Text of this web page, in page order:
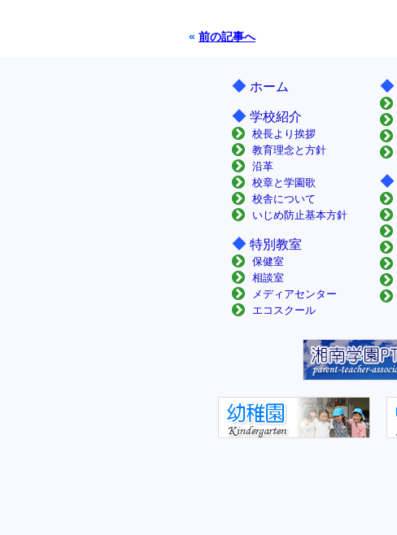
« 前の記事へ
◆ ホーム
◆ 学校紹介
校長より挨拶
教育理念と方針
沿革
校章と学園歌
校舎について
いじめ防止基本方針
◆ 特別教室
保健室
相談室
メディアセンター
エコスクール
◆
◆